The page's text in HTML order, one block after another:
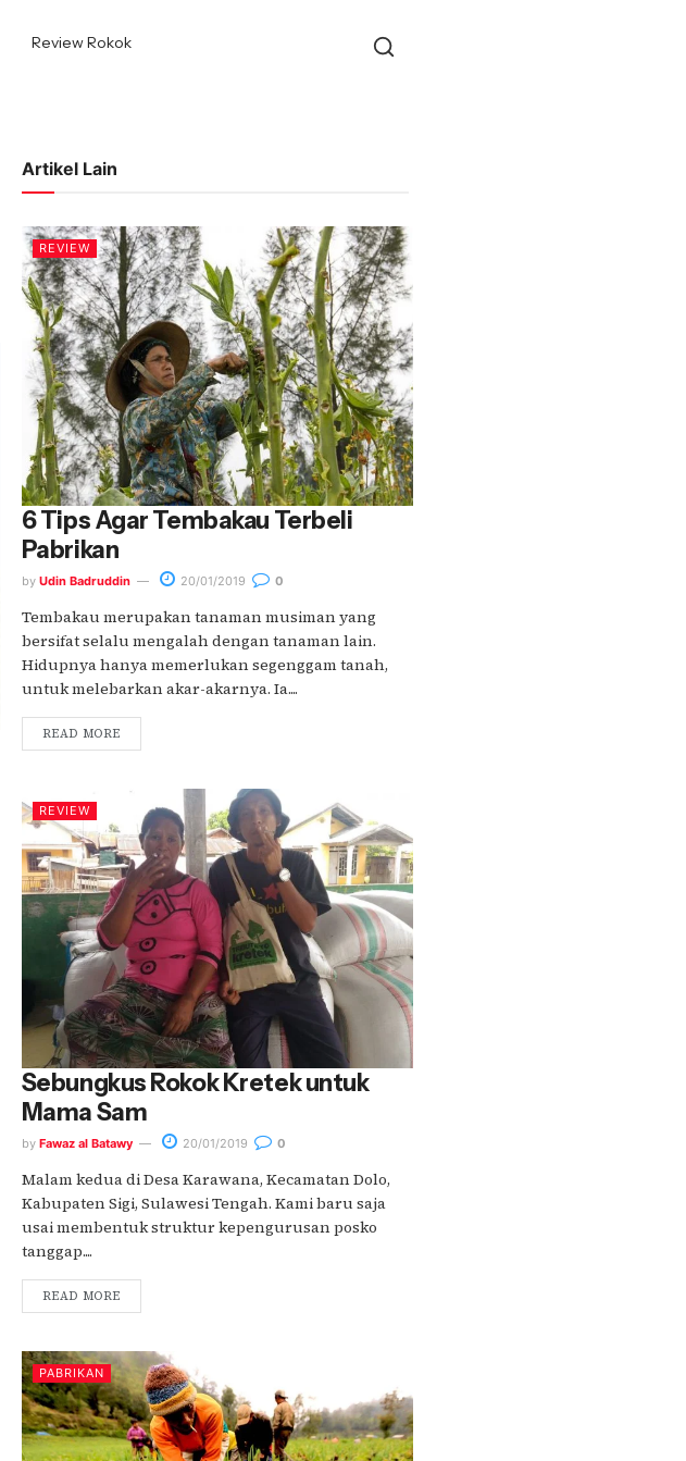
Review Rokok
Artikel Lain
REVIEW
6 Tips Agar Tembakau Terbeli
Pabrikan
by Udin Badruddin 20/01/2019 0
Tembakau merupakan tanaman musiman yang
bersifat selalu mengalah dengan tanaman lain.
Hidupnya hanya memerlukan segenggam tanah,
untuk melebarkan akar-akarnya. Ia....
READ MORE
REVIEW
Sebungkus Rokok Kretek untuk
Mama Sam
by Fawaz al Batawy 20/01/2019 0
Malam kedua di Desa Karawana, Kecamatan Dolo,
Kabupaten Sigi, Sulawesi Tengah. Kami baru saja
usai membentuk struktur kepengurusan posko
tanggap....
READ MORE
PABRIKAN